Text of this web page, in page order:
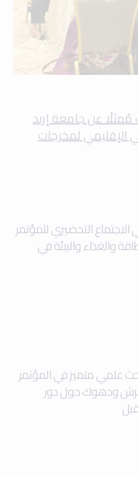
عن جامعة إربد
الإقليمي لمخرجات
التحضيري للمؤتمر
والغذاء والبيئة في
علمي متميز في المؤتمر
ودهوك حول دور